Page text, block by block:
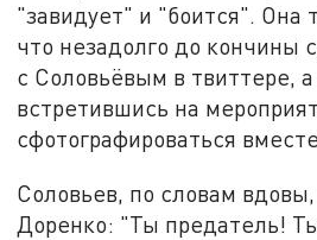
"завидует" и "боится". Она
что незадолго до кончины
с Соловьёвым в твиттере,
встретившись на
сфотографироваться
Соловьев, по словам вдовы,
Доренко: "Ты предатель!